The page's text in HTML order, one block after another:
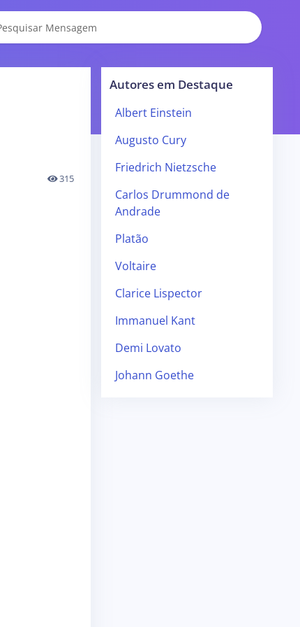
315
Autores em Destaque
Albert Einstein
Augusto Cury
Friedrich Nietzsche
Carlos Drummond de
Andrade
Platão
Voltaire
Clarice Lispector
Immanuel Kant
Demi Lovato
Johann Goethe